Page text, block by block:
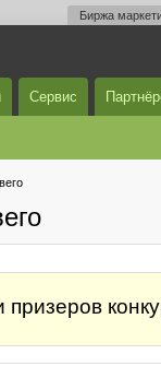
Биржа
Сервис